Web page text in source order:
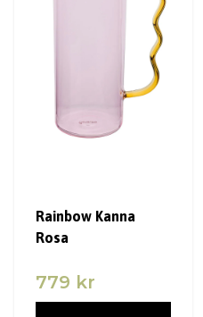
Rainbow Kanna
Rosa
779 kr